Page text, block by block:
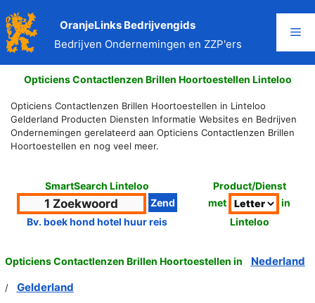
naar
de
inhoud
OranjeLinks Bedrijvengids
Bedrijven Ondernemingen en ZZP'ers
Opticiens Contactlenzen Brillen Hoortoestellen Linteloo
Opticiens Contactlenzen Brillen Hoortoestellen in Linteloo
Gelderland Producten Diensten Informatie Websites en Bedrijven
Ondernemingen gerelateerd aan Opticiens Contactlenzen Brillen
Hoortoestellen en nog veel meer.
SmartSearch Linteloo
Bv. boek hond hotel huur reis
Product/Dienst
met
in
Linteloo
Opticiens Contactlenzen Brillen Hoortoestellen in Nederland
/ Gelderland